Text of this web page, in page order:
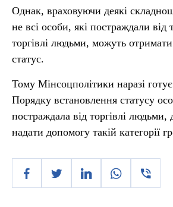
Однак, враховуючи деякі
не всі особи, які постраждали від
торгівлі людьми, можуть
статус.
Тому Мінсоцполітики наразі
Порядку встановлення статусу
постраждала від торгівлі людьми,
надати допомогу такій категорії